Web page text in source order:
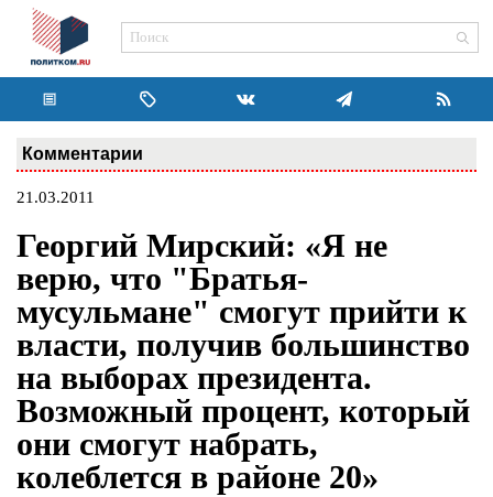
Комментарии
21.03.2011
Георгий Мирский: «Я не
верю, что "Братья-
мусульмане" смогут прийти к
власти, получив большинство
на выборах президента.
Возможный процент, который
они смогут набрать,
колеблется в районе 20»